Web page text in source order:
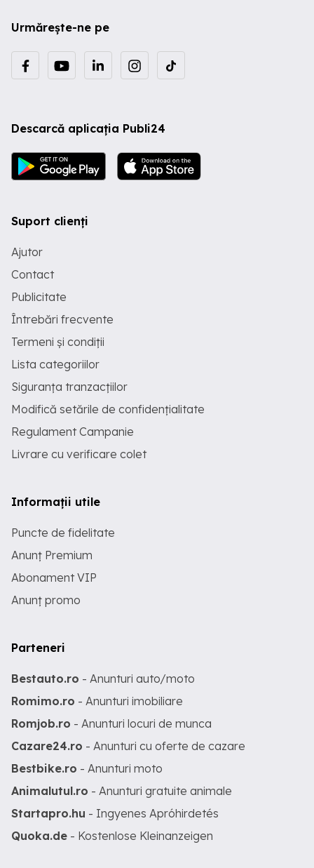
Urmărește-ne pe
Descarcă aplicația Publi24
Suport clienți
Ajutor
Contact
Publicitate
Întrebări frecvente
Termeni și condiții
Lista categoriilor
Siguranța tranzacțiilor
Modifică setările de confidențialitate
Regulament Campanie
Livrare cu verificare colet
Informații utile
Puncte de fidelitate
Anunț Premium
Abonament VIP
Anunț promo
Parteneri
Bestauto.ro - Anunturi auto/moto
Romimo.ro - Anunturi imobiliare
Romjob.ro - Anunturi locuri de munca
Cazare24.ro - Anunturi cu oferte de cazare
Bestbike.ro - Anunturi moto
Animalutul.ro - Anunturi gratuite animale
Startapro.hu - Ingyenes Apróhirdetés
Quoka.de - Kostenlose Kleinanzeigen